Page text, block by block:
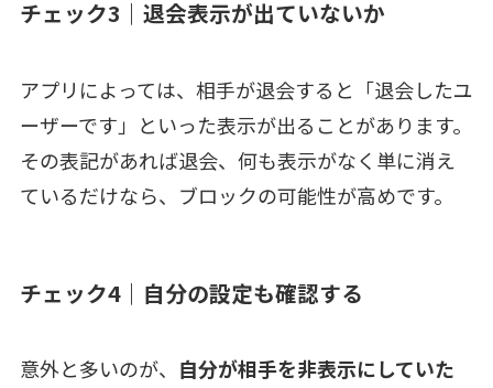
チェック3｜退会表示が出ていないか
アプリによっては、相手が退会すると「退会したユ
ーザーです」といった表示が出ることがあります。
その表記があれば退会、何も表示がなく単に消え
ているだけなら、ブロックの可能性が高めです。
チェック4｜自分の設定も確認する
意外と多いのが、 自分が相手を非表示にしていた